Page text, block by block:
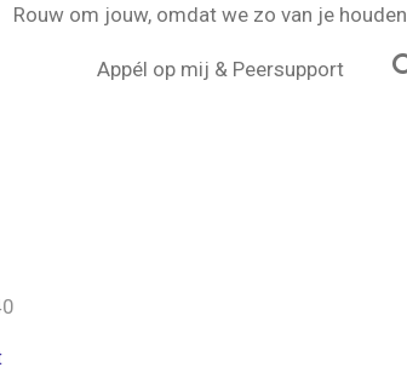
Rouw om jouw, omdat we zo van je houden
Appél op mij & Peersupport